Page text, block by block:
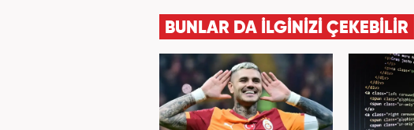
BUNLAR DA İLGİNİZİ ÇEKEBİLİR